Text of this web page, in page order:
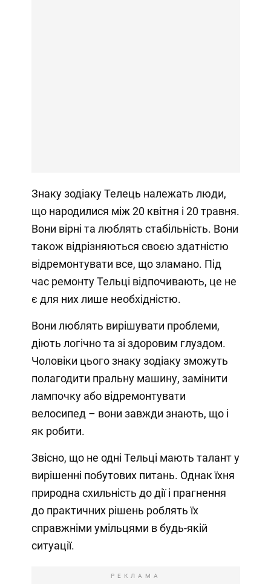
Знаку зодіаку Телець належать люди,
що народилися між 20 квітня і 20 травня.
Вони вірні та люблять стабільність. Вони
також відрізняються своєю здатністю
відремонтувати все, що зламано. Під
час ремонту Тельці відпочивають, це не
є для них лише необхідністю.
Вони люблять вирішувати проблеми,
діють логічно та зі здоровим глуздом.
Чоловіки цього знаку зодіаку зможуть
полагодити пральну машину, замінити
лампочку або відремонтувати
велосипед – вони завжди знають, що і
як робити.
Звісно, що не одні Тельці мають талант у
вирішенні побутових питань. Однак їхня
природна схильність до дії і прагнення
до практичних рішень роблять їх
справжніми умільцями в будь-якій
ситуації.
РЕКЛАМА